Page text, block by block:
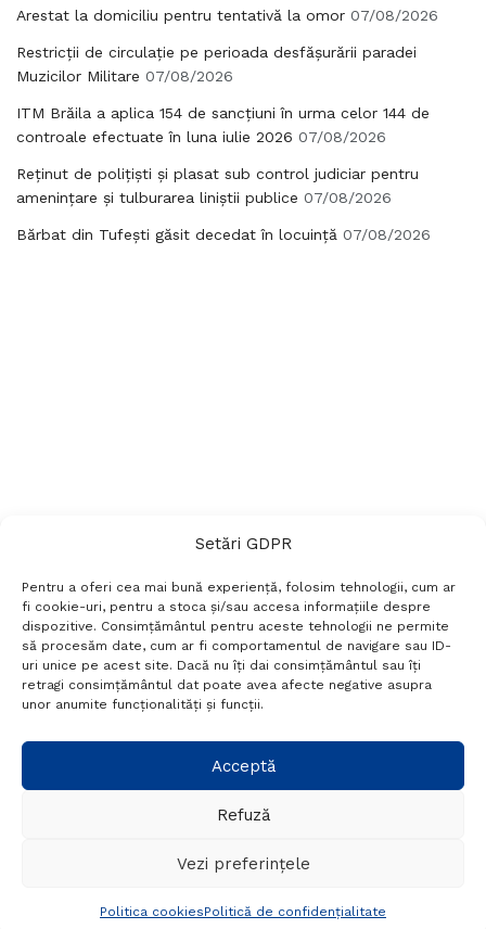
Setări GDPR
Pentru a oferi cea mai bună experiență, folosim tehnologii, cum ar
fi cookie-uri, pentru a stoca și/sau accesa informațiile despre
dispozitive. Consimțământul pentru aceste tehnologii ne permite
să procesăm date, cum ar fi comportamentul de navigare sau ID-
uri unice pe acest site. Dacă nu îți dai consimțământul sau îți
retragi consimțământul dat poate avea afecte negative asupra
unor anumite funcționalități și funcții.
Acceptă
Refuză
Vezi preferințele
Politica cookiesPolitică de confidențialitate
Arestat la domiciliu pentru tentativă la omor 07/08/2026
Restricții de circulație pe perioada desfășurării paradei
Muzicilor Militare 07/08/2026
ITM Brăila a aplica 154 de sancțiuni în urma celor 144 de
controale efectuate în luna iulie 2026 07/08/2026
Reținut de polițiști și plasat sub control judiciar pentru
amenințare și tulburarea liniștii publice 07/08/2026
Bărbat din Tufești găsit decedat în locuință 07/08/2026
Termeni si conditii
Politică de confidențialitate
Politica cookies
Setări GDPR
+40 788 760 194